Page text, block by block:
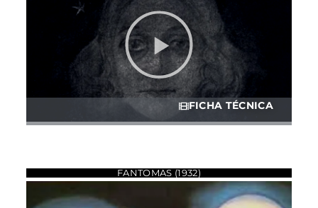
FICHA TÉCNICA
FANTOMAS (1932)